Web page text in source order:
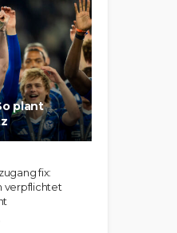
plant
fix:
verpflichtet